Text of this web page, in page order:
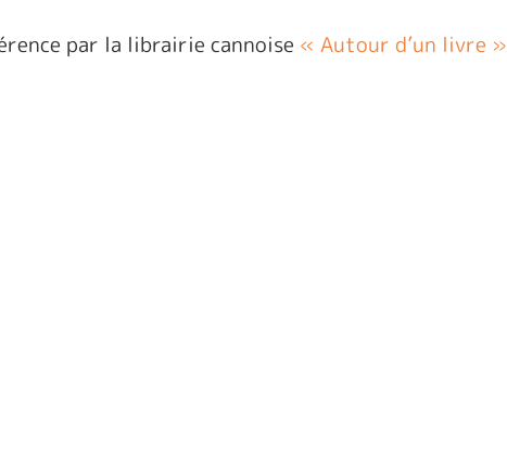
par la librairie cannoise « Autour d’un livre »